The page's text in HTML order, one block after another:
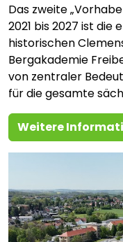
Das zweite
2021 bis 2027 ist die
historischen
Bergakademie
von zentraler
für die gesamte
Weitere